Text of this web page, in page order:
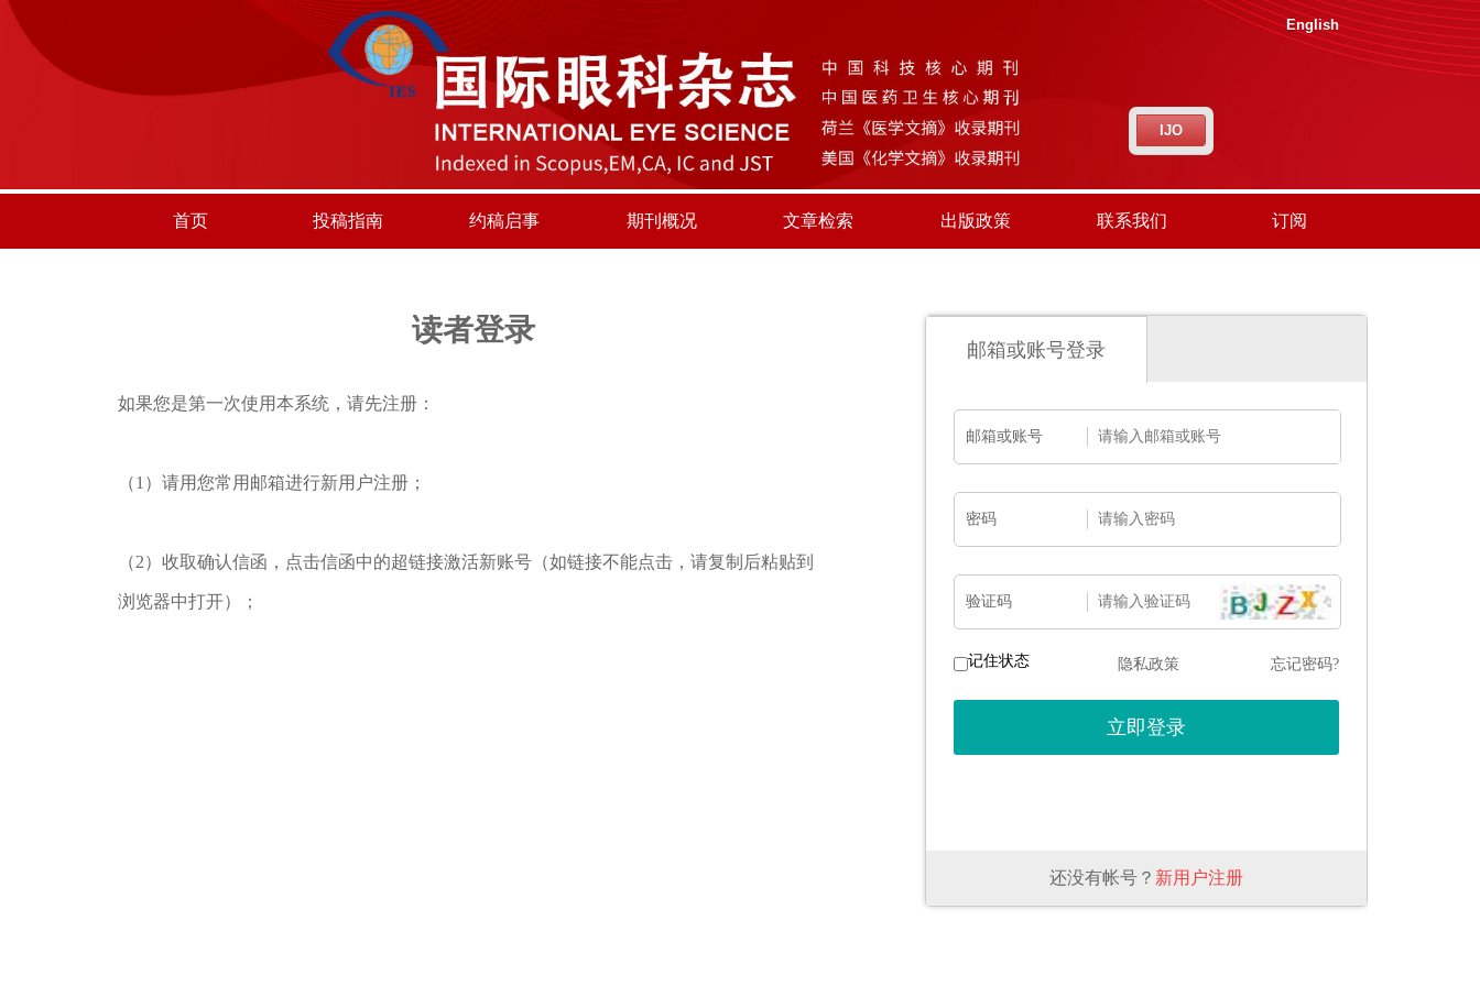
English
IJO
首页 投稿指南 约稿启事 期刊概况 文章检索 出版政策 联系我们 订阅
读者登录
如果您是第一次使用本系统，请先注册：
（1）请用您常用邮箱进行新用户注册；
（2）收取确认信函，点击信函中的超链接激活新账号（如链接不能点击，请复制后粘贴到
浏览器中打开）；
邮箱或账号登录
邮箱或账号
密码
验证码
记住状态 隐私政策 忘记密码?
还没有帐号？ 新用户注册